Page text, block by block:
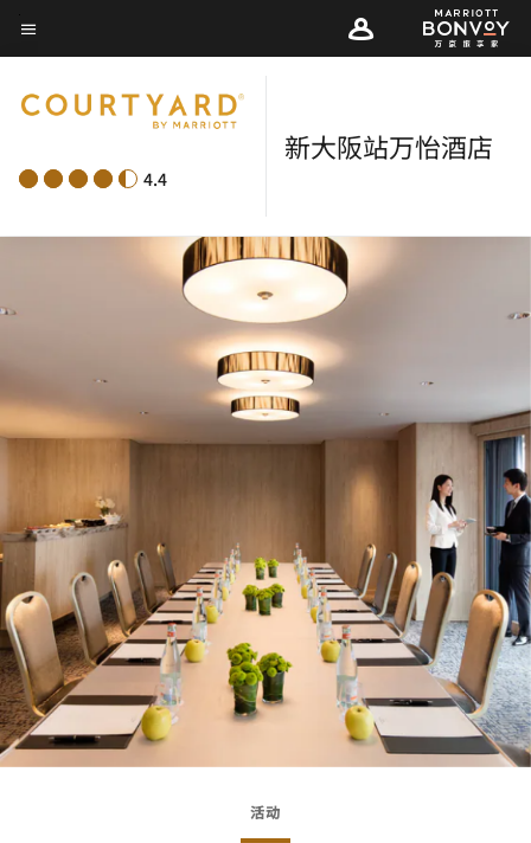
Skip
to
content
菜单文本
4.4
新大阪站万怡酒店
活动